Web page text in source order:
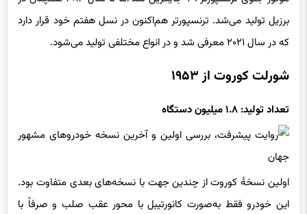
برزیل تولید می‌شد. ترنسپورتر هم‌اکنون در نسل هفتم خود قرار دارد
که در سال ۲۰۲۱ معرفی شد و در انواع مختلفی تولید می‌شود.
شورلت کوروت از ۱۹۵۳
تعداد تولید: ۱.۸ میلیون دستگاه
اولین نسخهٔ کوروت از چندین جهت با نسخه‌های بعدی متفاوت بود.
این خودرو فقط به‌صورت کانورتیبل با محور عقب صلب و صرفاً با